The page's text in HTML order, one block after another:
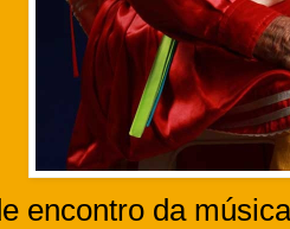
encontro da